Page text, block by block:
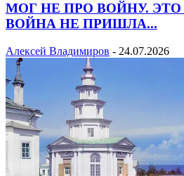
МОГ НЕ ПРО ВОЙНУ.
ВОЙНА НЕ ПРИШЛА...
Алексей Владимиров - 24.07.2026